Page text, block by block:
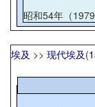
昭和54年（
埃及 >> 现代埃及(